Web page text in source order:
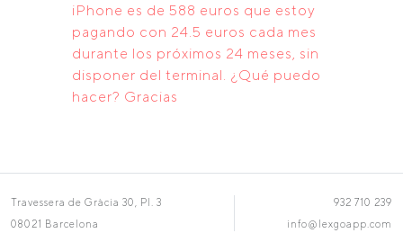
iPhone es de 588 euros que estoy
pagando con 24.5 euros cada mes
durante los próximos 24 meses, sin
disponer del terminal. ¿Qué puedo
hacer? Gracias
Travessera de Gràcia 30, Pl. 3
08021 Barcelona
932 710 239
info@lexgoapp.com